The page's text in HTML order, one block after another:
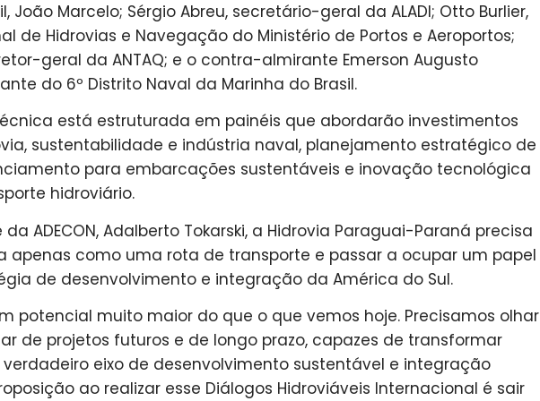
João Marcelo; Sérgio Abreu, secretário-geral da ALADI; Otto Burlier,
de Hidrovias e Navegação do Ministério de Portos e Aeroportos;
geral da ANTAQ; e o contra-almirante Emerson Augusto
do 6º Distrito Naval da Marinha do Brasil.
está estruturada em painéis que abordarão investimentos
sustentabilidade e indústria naval, planejamento estratégico de
para embarcações sustentáveis e inovação tecnológica
hidroviário.
ADECON, Adalberto Tokarski, a Hidrovia Paraguai-Paraná precisa
apenas como uma rota de transporte e passar a ocupar um papel
de desenvolvimento e integração da América do Sul.
potencial muito maior do que o que vemos hoje. Precisamos olhar
de projetos futuros e de longo prazo, capazes de transformar
eixo de desenvolvimento sustentável e integração
ao realizar esse Diálogos Hidroviáveis Internacional é sair